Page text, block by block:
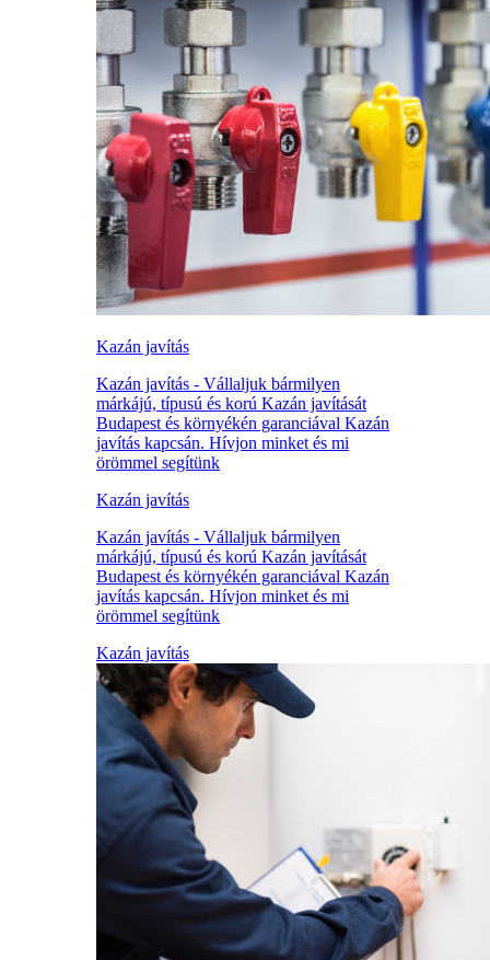
Kazán javítás
Kazán javítás - Vállaljuk bármilyen
márkájú, típusú és korú Kazán javítását
Budapest és környékén garanciával Kazán
javítás kapcsán. Hívjon minket és mi
örömmel segítünk
Kazán javítás
Kazán javítás - Vállaljuk bármilyen
márkájú, típusú és korú Kazán javítását
Budapest és környékén garanciával Kazán
javítás kapcsán. Hívjon minket és mi
örömmel segítünk
Kazán javítás